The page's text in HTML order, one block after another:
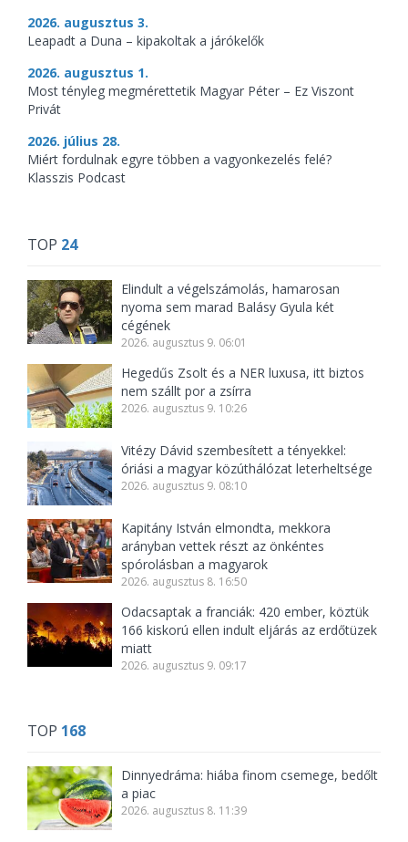
2026. augusztus 3.
Leapadt a Duna – kipakoltak a járókelők
2026. augusztus 1.
Most tényleg megmérettetik Magyar Péter – Ez Viszont
Privát
2026. július 28.
Miért fordulnak egyre többen a vagyonkezelés felé?
Klasszis Podcast
TOP 24
Elindult a végelszámolás, hamarosan
nyoma sem marad Balásy Gyula két
cégének
2026. augusztus 9. 06:01
Hegedűs Zsolt és a NER luxusa, itt biztos
nem szállt por a zsírra
2026. augusztus 9. 10:26
Vitézy Dávid szembesített a tényekkel:
óriási a magyar közúthálózat leterheltsége
2026. augusztus 9. 08:10
Kapitány István elmondta, mekkora
arányban vettek részt az önkéntes
spórolásban a magyarok
2026. augusztus 8. 16:50
Odacsaptak a franciák: 420 ember, köztük
166 kiskorú ellen indult eljárás az erdőtüzek
miatt
2026. augusztus 9. 09:17
TOP 168
Dinnyedráma: hiába finom csemege, bedőlt
a piac
2026. augusztus 8. 11:39